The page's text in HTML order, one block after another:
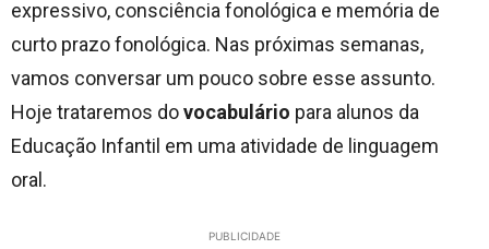
expressivo, consciência fonológica e memória de
curto prazo fonológica. Nas próximas semanas,
vamos conversar um pouco sobre esse assunto.
Hoje trataremos dovocabulário para alunos da
Educação Infantil em uma atividade de linguagem
oral.
PUBLICIDADE